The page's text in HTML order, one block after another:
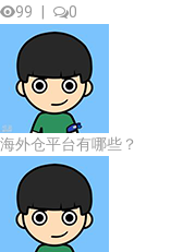
99
0
海外仓平台有哪些？